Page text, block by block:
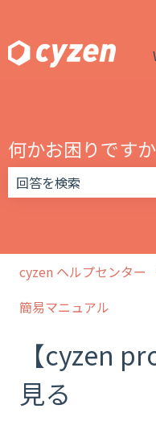
何かお困りです
cyzen ヘルプセンター
簡易マニュアル
【cyzen
見る